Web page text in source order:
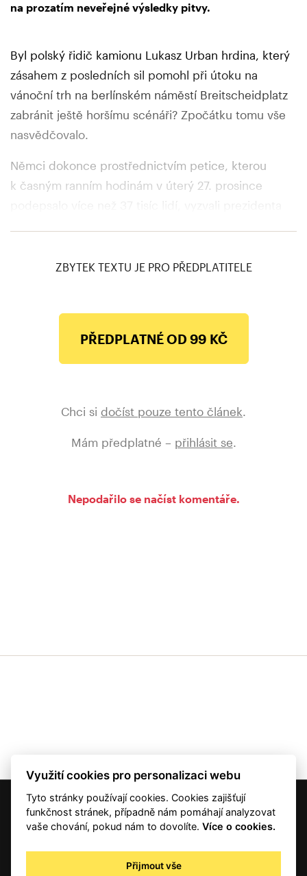
na prozatím neveřejné výsledky pitvy.
Byl polský řidič kamionu Lukasz Urban hrdina, který
zásahem z posledních sil pomohl při útoku na
vánoční trh na berlínském náměstí Breitscheidplatz
zabránit ještě horšímu scénáři? Zpočátku tomu vše
nasvědčovalo.
Němci dokonce prostřednictvím petice, kterou
k časným ranním hodinám v úterý 27. prosince
ZBYTEK TEXTU JE PRO PŘEDPLATITELE
PŘEDPLATNÉ OD 99 KČ
Chci si dočíst pouze tento článek.
Mám předplatné – přihlásit se.
Nepodařilo se načíst komentáře.
© 2001 — 2026 Copyright CMI News a dodavatelé obsahu. |
Autorská práva
Zpracování osobních údajů - registrovaní a předplatitelé
Využití cookies pro personalizaci webu
Tyto stránky používají cookies. Cookies zajišťují
funkčnost stránek, případně nám pomáhají analyzovat
vaše chování, pokud nám to dovolíte.Více o cookies.
Přijmout vše